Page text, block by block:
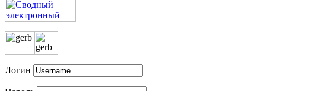
Логин